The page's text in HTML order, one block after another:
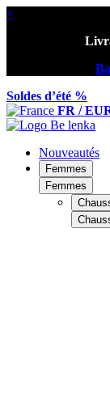
×
Soldes d’été %
FR /
Nouveautés
Femmes
Femmes